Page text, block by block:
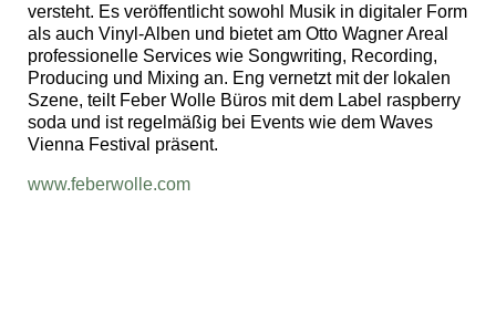
versteht. Es veröffentlicht sowohl Musik in digitaler Form
als auch Vinyl-Alben und bietet am Otto Wagner Areal
professionelle Services wie Songwriting, Recording,
Producing und Mixing an. Eng vernetzt mit der lokalen
Szene, teilt Feber Wolle Büros mit dem Label raspberry
soda und ist regelmäßig bei Events wie dem Waves
Vienna Festival präsent.
www.feberwolle.com